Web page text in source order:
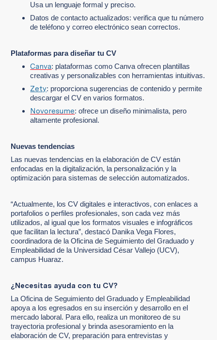
Usa un lenguaje formal y preciso.
Datos de contacto actualizados: verifica que tu número
de teléfono y correo electrónico sean correctos.
Plataformas para diseñar tu CV
Canva: plataformas como Canva ofrecen plantillas
creativas y personalizables con herramientas intuitivas.
Zety: proporciona sugerencias de contenido y permite
descargar el CV en varios formatos.
Novoresume: ofrece un diseño minimalista, pero
altamente profesional.
Nuevas tendencias
Las nuevas tendencias en la elaboración de CV están
enfocadas en la digitalización, la personalización y la
optimización para sistemas de selección automatizados.
“Actualmente, los CV digitales e interactivos, con enlaces a
portafolios o perfiles profesionales, son cada vez más
utilizados, al igual que los formatos visuales e infográficos
que facilitan la lectura”, destacó Danika Vega Flores,
coordinadora de la Oficina de Seguimiento del Graduado y
Empleabilidad de la Universidad César Vallejo (UCV),
campus Huaraz.
¿Necesitas ayuda con tu CV?
La Oficina de Seguimiento del Graduado y Empleabilidad
apoya a los egresados en su inserción y desarrollo en el
mercado laboral. Para ello, realiza un monitoreo de su
trayectoria profesional y brinda asesoramiento en la
elaboración de CV, preparación para entrevistas y